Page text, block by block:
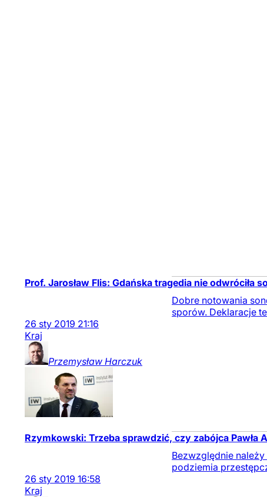
Prof. Jarosław Flis: Gdańska tragedia nie odwróciła
Dobre notowania
sporów. Deklaracje
26 sty 2019 21:16
Kraj
Przemysław Harczuk
Rzymkowski: Trzeba sprawdzić, czy zabójca Pawła
Bezwzględnie należy
podziemia
26 sty 2019 16:58
Kraj